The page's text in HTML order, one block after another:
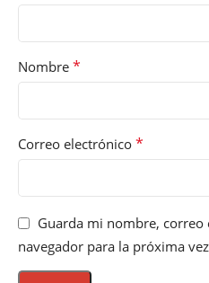
Nombre *
Correo electrónico *
Guarda mi nombre, correo
navegador para la próxima